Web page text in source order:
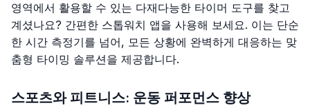
영역에서 활용할 수 있는 다재다능한 타이머 도구를 찾고
계셨나요? 간편한 스톱워치 앱을 사용해 보세요. 이는 단순
한 시간 측정기를 넘어, 모든 상황에 완벽하게 대응하는 맞
춤형 타이밍 솔루션을 제공합니다.
스포츠와 피트니스: 운동 퍼포먼스 향상